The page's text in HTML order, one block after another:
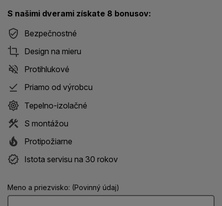
S našimi dverami získate 8 bonusov:
Bezpečnostné
Design na mieru
Protihlukové
Priamo od výrobcu
Tepelno-izolačné
S montážou
Protipožiarne
Istota servisu na 30 rokov
Meno a priezvisko: (Povinný údaj)